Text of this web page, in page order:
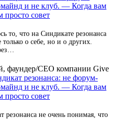
майнд и не клуб. — Когда вам
совет
то, что на Синдикате резонанса
о себе, но и о других.
фаундер/СЕО компании Give
резонанса: не форум-
майнд и не клуб. — Когда вам
совет
резонанса не очень понимая, что